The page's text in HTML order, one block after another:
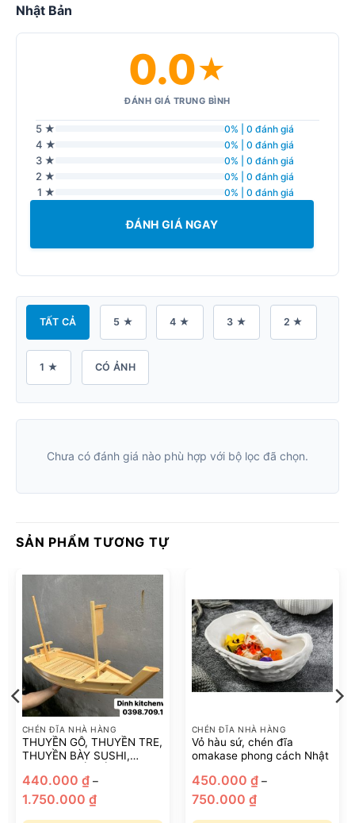
Nhật Bản
0.0★
ĐÁNH GIÁ TRUNG BÌNH
5 ★ 0% | 0 đánh giá
4 ★ 0% | 0 đánh giá
3 ★ 0% | 0 đánh giá
2 ★ 0% | 0 đánh giá
1 ★ 0% | 0 đánh giá
ĐÁNH GIÁ NGAY
TẤT CẢ 5 ★ 4 ★ 3 ★ 2 ★
1 ★ CÓ ẢNH
Chưa có đánh giá nào phù hợp với bộ lọc đã chọn.
SẢN PHẨM TƯƠNG TỰ
CHÉN ĐĨA NHÀ HÀNG
THUYỀN GỖ, THUYỀN TRE,
THUYỀN BÀY SUSHI,
CÁCH NHẬT
440.000 ₫ –
1.750.000 ₫Khoảng
giá:
CHÉN ĐĨA NHÀ HÀNG
Vỏ hàu sứ, chén đĩa
omakase phong cách Nhật
450.000 ₫ –
750.000 ₫Khoảng
giá: